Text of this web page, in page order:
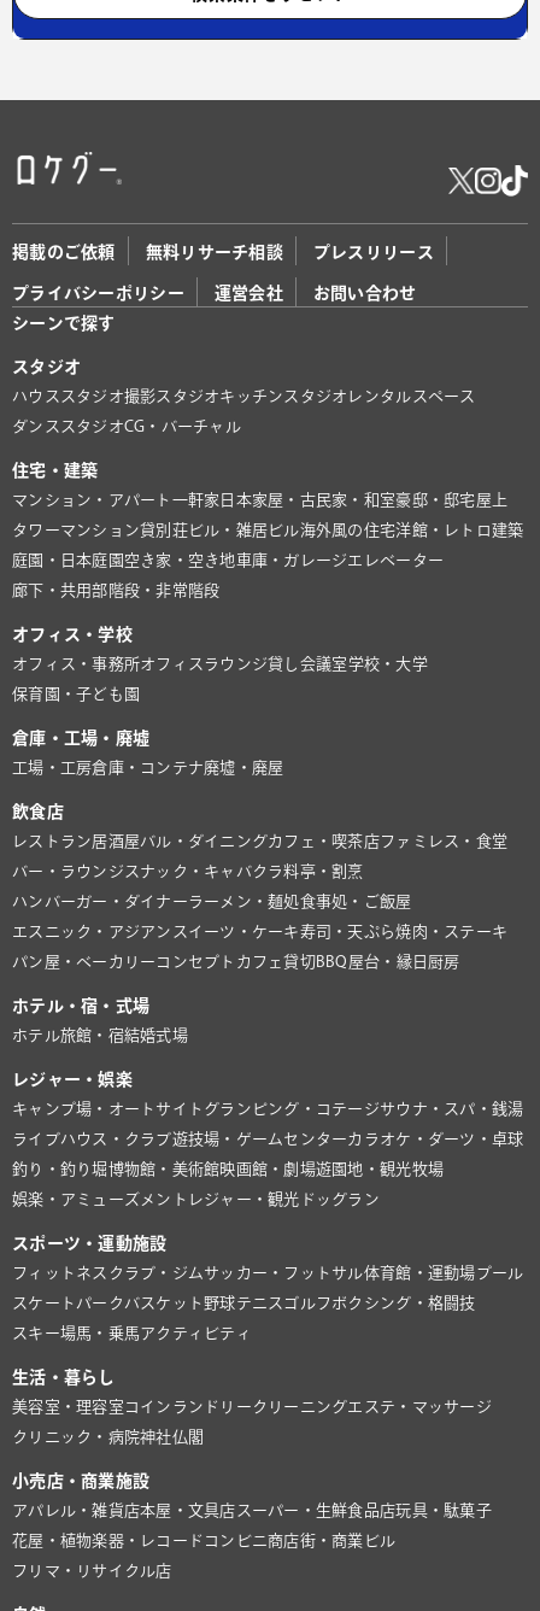
掲載のご依頼 無料リサーチ相談 プレスリリース
プライバシーポリシー 運営会社
お問い合わせ
シーンで探す
スタジオ
ハウススタジオ撮影スタジオキッチンスタジオ レンタルスペース
ダンススタジオCG・バーチャル
住宅・建築
マンション・アパート 一軒家 日本家屋・古民家・和室豪邸・邸宅屋上
タワーマンション貸別荘ビル・雑居ビル海外風の住宅洋館・レトロ建築
庭園・日本庭園 空き家・空き地 車庫・ガレージ エレベーター
廊下・共用部階段・非常階段
オフィス・学校
オフィス・事務所オフィスラウンジ貸し会議室学校・大学
保育園・子ども園
倉庫・工場・廃墟
工場・工房倉庫・コンテナ廃墟・廃屋
飲食店
レストラン居酒屋 バル・ダイニングカフェ・喫茶店ファミレス・食堂
バー・ラウンジ スナック・キャバクラ料亭・割烹
ハンバーガー・ダイナーラーメン・麺処食事処・ご飯屋
エスニック・アジアン スイーツ・ケーキ寿司・天ぷら焼肉・ステーキ
パン屋・ベーカリー コンセプトカフェ貸切BBQ 屋台・縁日 厨房
ホテル・宿・式場
ホテル旅館・宿結婚式場
レジャー・娯楽
キャンプ場・オートサイト グランピング・コテージサウナ・スパ・銭湯
ライブハウス・クラブ遊技場・ゲームセンターカラオケ・ダーツ・卓球
釣り・釣り堀博物館・美術館映画館・劇場遊園地・観光牧場
娯楽・アミューズメント レジャー・観光 ドッグラン
スポーツ・運動施設
フィットネスクラブ・ジム サッカー・フットサル体育館・運動場プール
スケートパーク バスケット 野球テニス ゴルフ ボクシング・格闘技
スキー場馬・乗馬アクティビティ
生活・暮らし
美容室・理容室 コインランドリー クリーニングエステ・マッサージ
クリニック・病院神社仏閣
小売店・商業施設
アパレル・雑貨店本屋・文具店 スーパー・生鮮食品店玩具・駄菓子
花屋・植物楽器・レコード コンビニ商店街・商業ビル
フリマ・リサイクル店